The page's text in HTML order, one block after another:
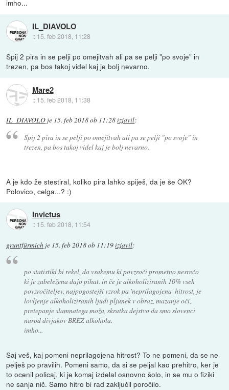
imho...
IL_DIAVOLO
:: 15. feb 2018, 11:28
Spij 2 pira in se pelji po omejitvah ali pa se pelji "po svoje" in
trezen, pa bos takoj videl kaj je bolj nevarno.
Mare2
:: 15. feb 2018, 11:38
IL_DIAVOLO je 15. feb 2018 ob 11:28izjavil:
Spij 2 pira in se pelji po omejitvah ali pa se pelji "po svoje" in
trezen, pa bos takoj videl kaj je bolj nevarno.
A je kdo že stestiral, koliko pira lahko spiješ, da je še OK?
Polovico, celga...? :)
Invictus
:: 15. feb 2018, 11:54
gruntfürmich je 15. feb 2018 ob 11:19izjavil:
po statistiki bi rekel, da vsakemu ki povzroči prometno nesrečo
ki je zabeležena dajo pihat. in če je alkoholiziranih 10% vseh
povzročiteljev, najpogostejši vzrok pa 'neprilagojena' hitrost, je
lovljenje alkoholiziranih ljudi pljunek v obraz, mazanje oči,
pretepanje slamnatega moža, skratka dejstvo da smo slovenci
narod divjakov BREZ alkohola.
imho...
Saj veš, kaj pomeni neprilagojena hitrost? To ne pomeni, da se ne
pelješ po pravilih. Pomeni samo, da si se peljal kao prehitro, ker je
to ocenil policaj, ki je komaj izdelal osnovno šolo, in se mu o fiziki
ne sanja nič. Samo hitro bi rad zaključil poročilo.